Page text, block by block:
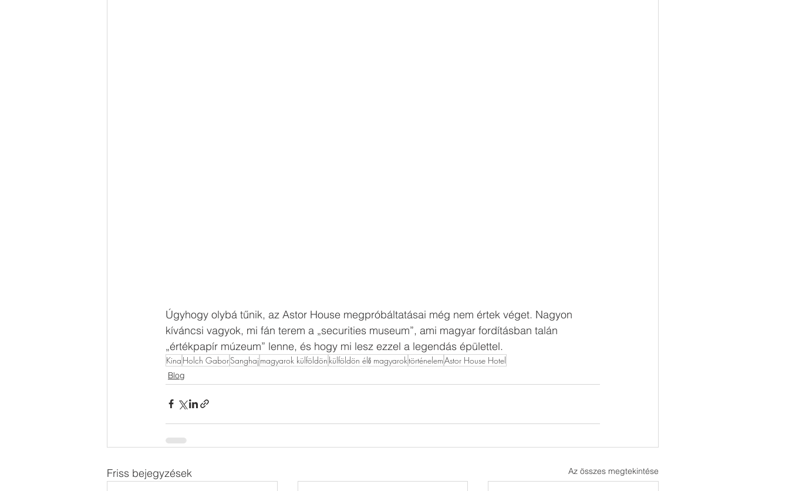
Úgyhogy olybá tűnik, az Astor House megpróbáltatásai még nem értek véget. Nagyon
kíváncsi vagyok, mi fán terem a „securities museum”, ami magyar fordításban talán
„értékpapír múzeum” lenne, és hogy mi lesz ezzel a legendás épülettel.
Kina Holch GaborSanghaj magyarok külföldön külföldön élő magyaroktörténelemAstor House Hotel
Blog
Friss bejegyzések Az összes megtekintése